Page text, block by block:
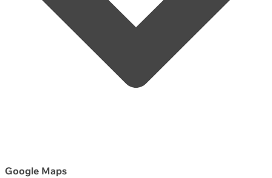
Google Maps